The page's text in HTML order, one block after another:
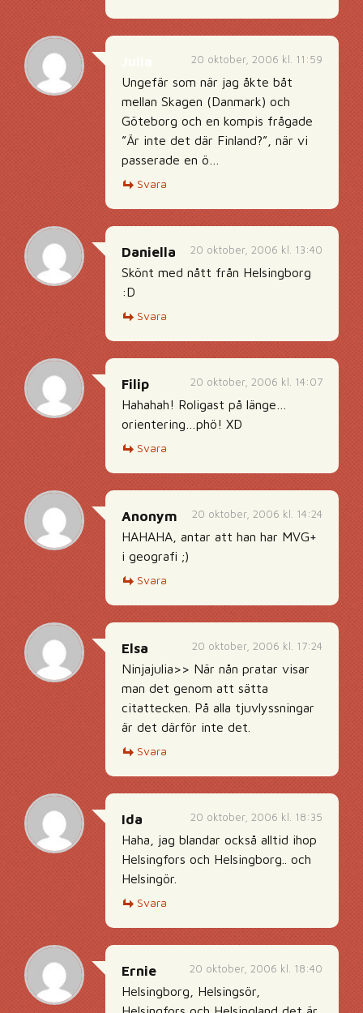
20 oktober, 2006 kl. 11:59
Ungefär som när jag åkte båt
mellan Skagen (Danmark) och
Göteborg och en kompis frågade
”Är inte det där Finland?”, när vi
passerade en ö…
Svara
20 oktober, 2006 kl. 13:40
Daniella
Skönt med nått från Helsingborg
:D
Svara
20 oktober, 2006 kl. 14:07
Filip
Hahahah! Roligast på länge…
orientering…phö! XD
Svara
20 oktober, 2006 kl. 14:24
Anonym
HAHAHA, antar att han har MVG+
i geografi ;)
Svara
20 oktober, 2006 kl. 17:24
Elsa
Ninjajulia>> När nån pratar visar
man det genom att sätta
citattecken. På alla tjuvlyssningar
är det därför inte det.
Svara
20 oktober, 2006 kl. 18:35
Ida
Haha, jag blandar också alltid ihop
Helsingfors och Helsingborg.. och
Helsingör.
Svara
20 oktober, 2006 kl. 18:40
Ernie
Helsingborg, Helsingsör,